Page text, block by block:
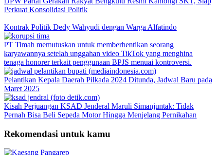
Perkuat Konsolidasi Politik
Kontrak Politik Dedy Wahyudi dengan Warga Alfatindo
PT Timah memutuskan untuk memberhentikan seorang
karyawannya setelah unggahan video TikTok yang menghina
tenaga honorer terkait penggunaan BPJS menuai kontroversi.
Pelantikan Kepala Daerah Pilkada 2024 Ditunda, Jadwal Baru pada
Maret 2025
Kisah Perjuangan KSAD Jenderal Maruli Simanjuntak: Tidak
Pernah Bisa Beli Sepeda Motor Hingga Menjelang Pernikahan
Rekomendasi untuk kamu